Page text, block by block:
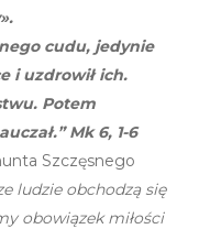
cudu, jedynie
i uzdrowił ich.
Potem
Mk 6, 1-6
Szczęsnego
ludzie obchodzą się
obowiązek miłości